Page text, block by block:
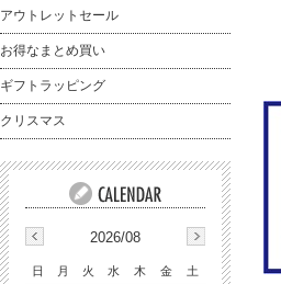
アウトレットセール
お得なまとめ買い
ギフトラッピング
クリスマス
2026/08
日 月 火 水 木 金
土